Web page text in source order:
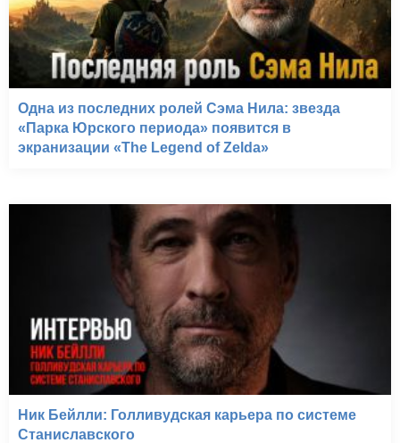
Одна из последних ролей Сэма Нила: звезда
«Парка Юрского периода» появится в
экранизации «The Legend of Zelda»
Ник Бейлли: Голливудская карьера по системе
Станиславского